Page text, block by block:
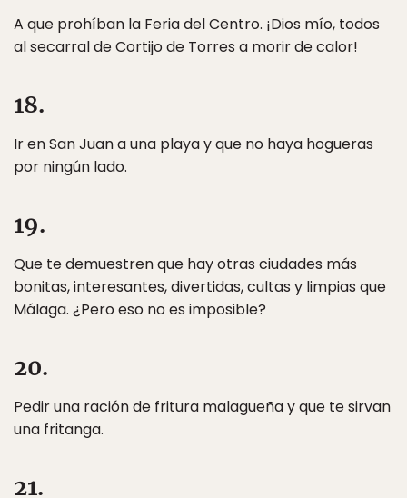
A que prohíban la Feria del Centro. ¡Dios mío, todos
al secarral de Cortijo de Torres a morir de calor!
18.
Ir en San Juan a una playa y que no haya hogueras
por ningún lado.
19.
Que te demuestren que hay otras ciudades más
bonitas, interesantes, divertidas, cultas y limpias que
Málaga. ¿Pero eso no es imposible?
20.
Pedir una ración de fritura malagueña y que te sirvan
una fritanga.
21.